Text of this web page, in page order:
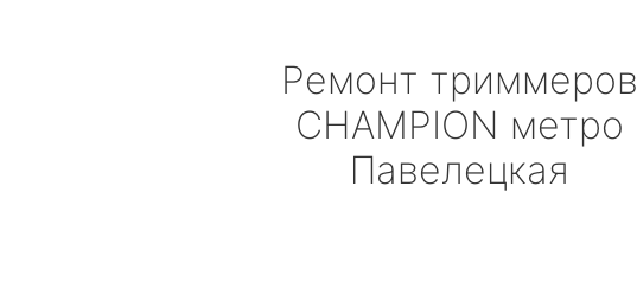
Ремонт триммеров
CHAMPION метро
Павелецкая